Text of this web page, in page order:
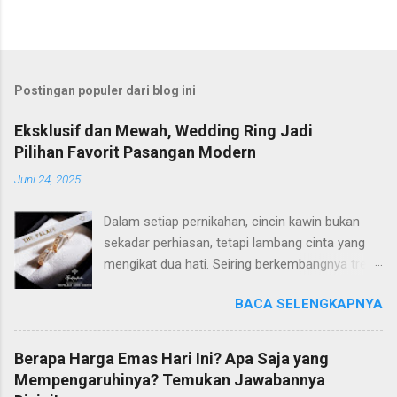
Postingan populer dari blog ini
Eksklusif dan Mewah, Wedding Ring Jadi
Pilihan Favorit Pasangan Modern
Juni 24, 2025
Dalam setiap pernikahan, cincin kawin bukan
sekadar perhiasan, tetapi lambang cinta yang
mengikat dua hati. Seiring berkembangnya tren
semakin selektif dalam memilih wedding ring
yang tidak hanya cantik, tetapi juga memiliki
makna mendalam. Di antara banyaknya pilihan
di pasaran, The Palace Jeweler berhasil
mencuri perhatian dengan koleksi wedding ring
BACA SELENGKAPNYA
Berapa Harga Emas Hari Ini? Apa Saja yang
Mempengaruhinya? Temukan Jawabannya